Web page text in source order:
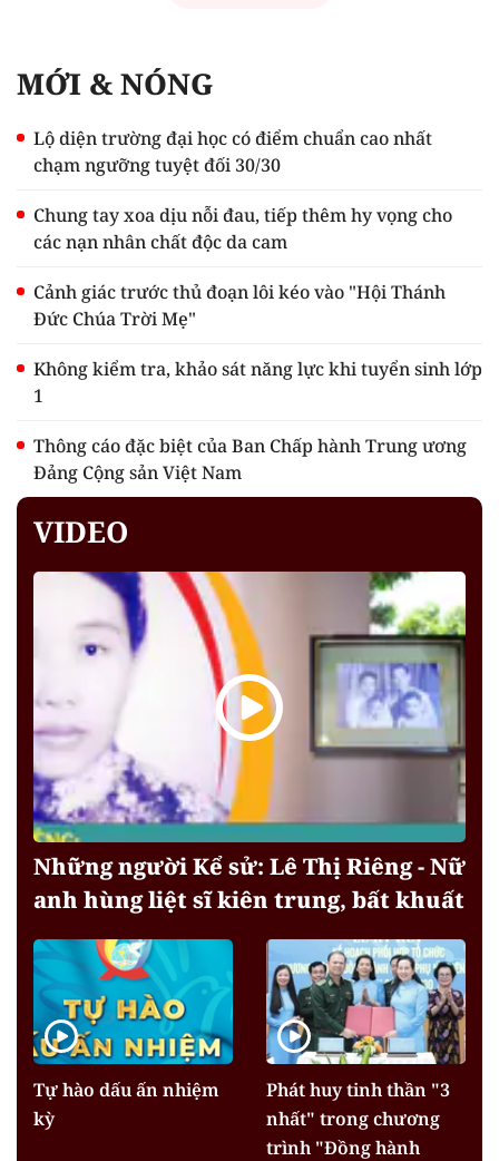
MỚI & NÓNG
Lộ diện trường đại học có điểm chuẩn cao nhất
chạm ngưỡng tuyệt đối 30/30
Chung tay xoa dịu nỗi đau, tiếp thêm hy vọng cho
các nạn nhân chất độc da cam
Cảnh giác trước thủ đoạn lôi kéo vào "Hội Thánh
Đức Chúa Trời Mẹ"
Không kiểm tra, khảo sát năng lực khi tuyển sinh lớp
1
Thông cáo đặc biệt của Ban Chấp hành Trung ương
Đảng Cộng sản Việt Nam
VIDEO
Những người Kể sử: Lê Thị Riêng - Nữ
anh hùng liệt sĩ kiên trung, bất khuất
Tự hào dấu ấn nhiệm
kỳ
Phát huy tinh thần "3
nhất" trong chương
trình "Đồng hành